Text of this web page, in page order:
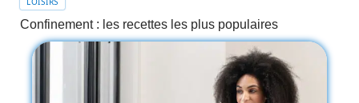
Confinement : les recettes les plus populaires